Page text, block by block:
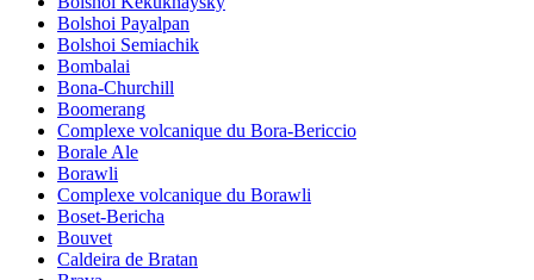
Bolshoi Payalpan
Bolshoi Semiachik
Bombalai
Bona-Churchill
Boomerang
Complexe volcanique du Bora-Bericcio
Borale Ale
Borawli
Complexe volcanique du Borawli
Boset-Bericha
Bouvet
Caldeira de Bratan